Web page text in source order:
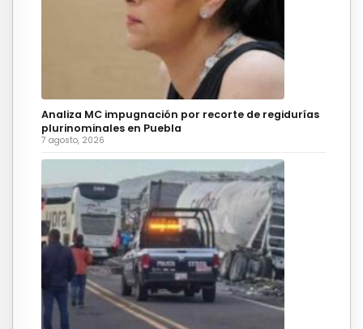
Analiza MC impugnación por recorte de regidurías
plurinominales en Puebla
7 agosto, 2026